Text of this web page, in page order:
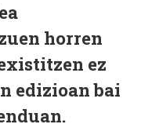
horren
ez
edizioan bai